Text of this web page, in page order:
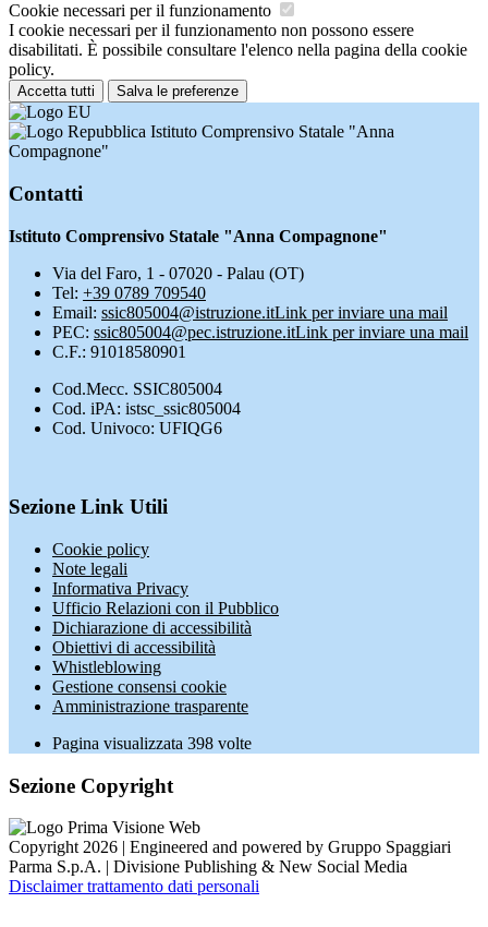
Cookie necessari per il funzionamento
I cookie necessari per il funzionamento non possono essere
disabilitati. È possibile consultare l'elenco nella pagina della cookie
policy.
Accetta tutti Salva le preferenze
Istituto Comprensivo Statale "Anna
Compagnone"
Contatti
Istituto Comprensivo Statale "Anna Compagnone"
Via del Faro, 1 - 07020 - Palau (OT)
Tel: +39 0789 709540
Email: ssic805004@istruzione.itLink per inviare una mail
PEC: ssic805004@pec.istruzione.itLink per inviare una mail
C.F.: 91018580901
Cod.Mecc. SSIC805004
Cod. iPA: istsc_ssic805004
Cod. Univoco: UFIQG6
Sezione Link Utili
Cookie policy
Note legali
Informativa Privacy
Ufficio Relazioni con il Pubblico
Dichiarazione di accessibilità
Obiettivi di accessibilità
Whistleblowing
Gestione consensi cookie
Amministrazione trasparente
Pagina visualizzata 398 volte
Sezione Copyright
Copyright 2026 | Engineered and powered by Gruppo Spaggiari
Parma S.p.A. | Divisione Publishing & New Social Media
Disclaimer trattamento dati personali